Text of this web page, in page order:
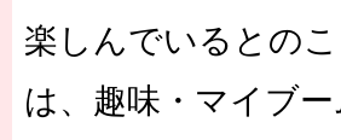
楽しんでいるとの
は、趣味・マイブ